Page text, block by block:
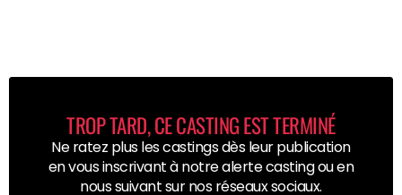
TROP TARD, CE CASTING EST TERMINÉ
Ne ratez plus les castings dès leur publication
en vous inscrivant à notre alerte casting ou en
nous suivant sur nos réseaux sociaux.